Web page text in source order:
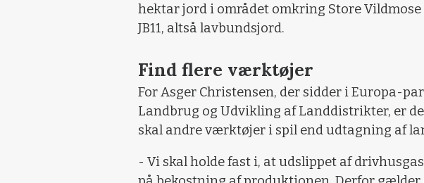
hektar jord i området omkring Store
JB11, altså lavbundsjord.
Find flere værktøjer
For Asger Christensen, der sidder i Europa-
Landbrug og Udvikling af Landdistrikter, er
skal andre værktøjer i spil end udtagning af
- Vi skal holde fast i, at udslippet af